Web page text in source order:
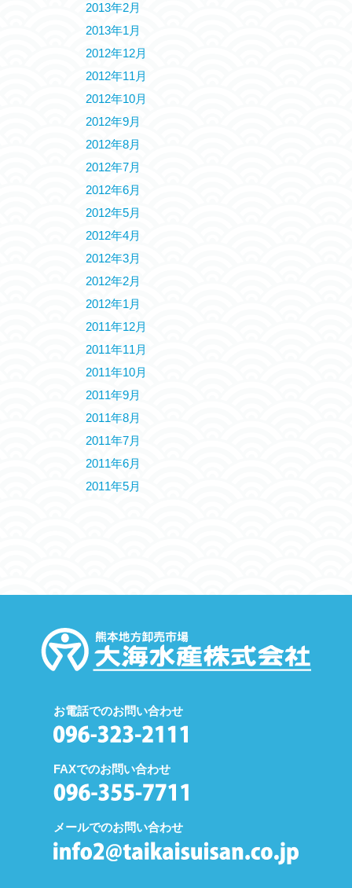
2013年2月
2013年1月
2012年12月
2012年11月
2012年10月
2012年9月
2012年8月
2012年7月
2012年6月
2012年5月
2012年4月
2012年3月
2012年2月
2012年1月
2011年12月
2011年11月
2011年10月
2011年9月
2011年8月
2011年7月
2011年6月
2011年5月
お電話でのお問い合わせ
FAXでのお問い合わせ
メールでのお問い合わせ